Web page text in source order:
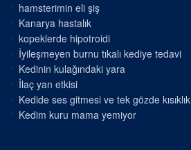
hamsterimin eli şiş
Kanarya hastalık
kopeklerde hipotroidi
İyileşmeyen burnu tıkalı kediye tedavi
Kedinin kulağındaki yara
İlaç yan etkisi
Kedide ses gitmesi ve tek gözde kısıklık
Kedim kuru mama yemiyor